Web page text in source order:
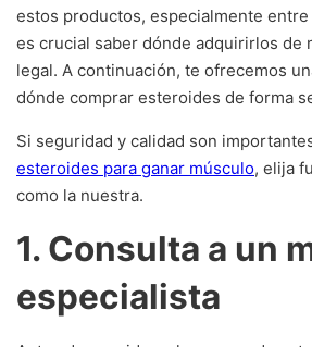
estos productos, especialmente
es crucial saber dónde adquirirlos de
legal. A continuación, te ofrecemos
dónde comprar esteroides de forma
Si seguridad y calidad son
esteroides para ganar músculo, elija
como la nuestra.
1. Consulta a un
especialista